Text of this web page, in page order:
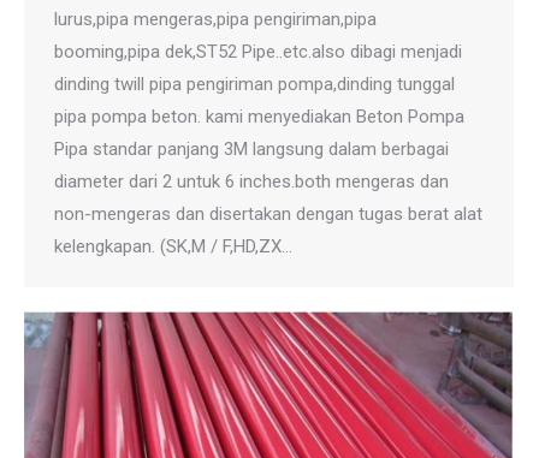
lurus,pipa mengeras,pipa pengiriman,pipa
booming,pipa dek,ST52 Pipe..etc.also dibagi menjadi
dinding twill pipa pengiriman pompa,dinding tunggal
pipa pompa beton. kami menyediakan Beton Pompa
Pipa standar panjang 3M langsung dalam berbagai
diameter dari 2 untuk 6 inches.both mengeras dan
non-mengeras dan disertakan dengan tugas berat alat
kelengkapan. (SK,M / F,HD,ZX…